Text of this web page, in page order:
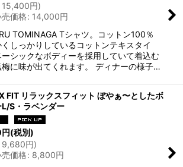
15,400円)
価格: 14,000円
TOMINAGA Tシャツ。コットン100％
しっかりしているコットンテキスタイ
ーシックなボディーを採用していて着込む
梅に味が出てくれます。 ディナーの様子…
FIT リラックスフィット ぼやぁ〜としたボ
L/S・ラベンダー
円(税別)
9,680円)
価格: 8,800円